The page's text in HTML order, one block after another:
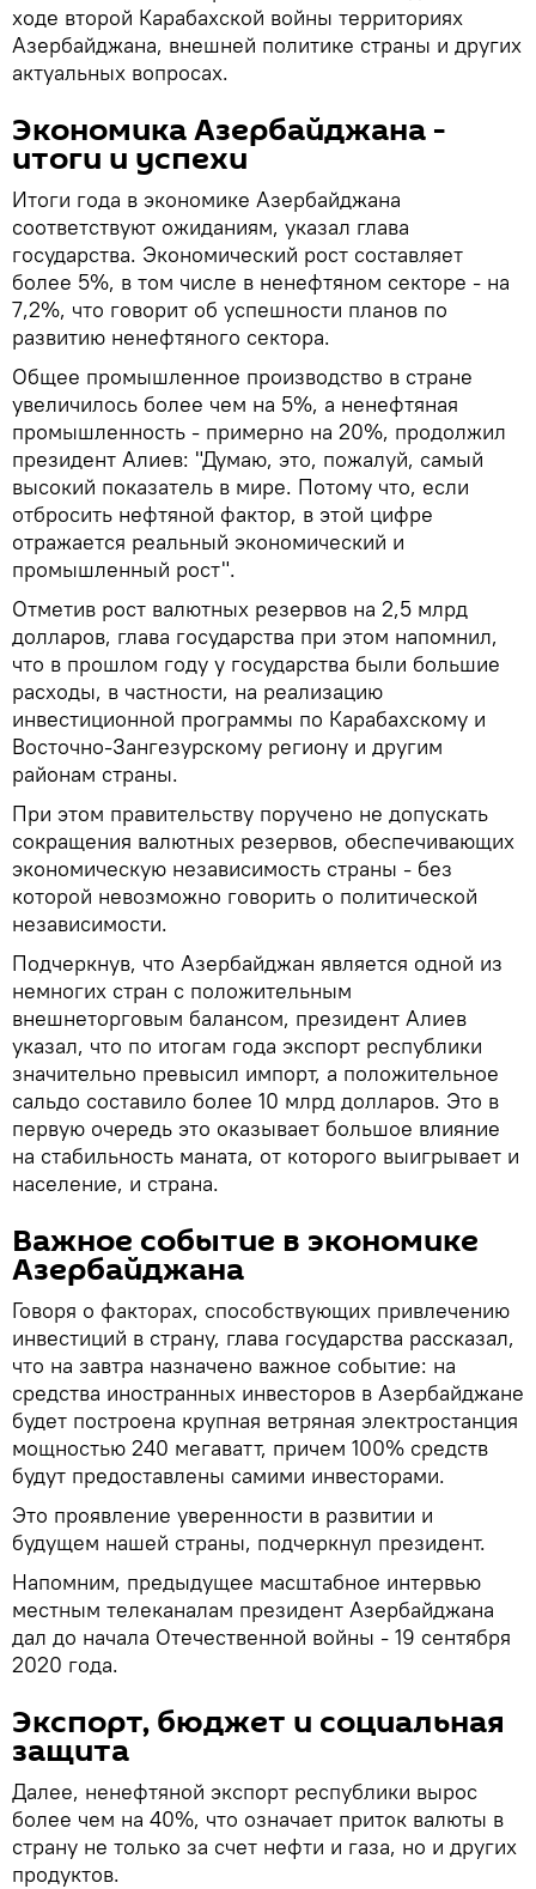
ходе второй Карабахской войны территориях
Азербайджана, внешней политике страны и других
актуальных вопросах.
Экономика Азербайджана -
итоги и успехи
Итоги года в экономике Азербайджана
соответствуют ожиданиям, указал глава
государства. Экономический рост составляет
более 5%, в том числе в ненефтяном секторе - на
7,2%, что говорит об успешности планов по
развитию ненефтяного сектора.
Общее промышленное производство в стране
увеличилось более чем на 5%, а ненефтяная
промышленность - примерно на 20%, продолжил
президент Алиев: "Думаю, это, пожалуй, самый
высокий показатель в мире. Потому что, если
отбросить нефтяной фактор, в этой цифре
отражается реальный экономический и
промышленный рост".
Отметив рост валютных резервов на 2,5 млрд
долларов, глава государства при этом напомнил,
что в прошлом году у государства были большие
расходы, в частности, на реализацию
инвестиционной программы по Карабахскому и
Восточно-Зангезурскому региону и другим
районам страны.
При этом правительству поручено не допускать
сокращения валютных резервов, обеспечивающих
экономическую независимость страны - без
которой невозможно говорить о политической
независимости.
Подчеркнув, что Азербайджан является одной из
немногих стран с положительным
внешнеторговым балансом, президент Алиев
указал, что по итогам года экспорт республики
значительно превысил импорт, а положительное
сальдо составило более 10 млрд долларов. Это в
первую очередь это оказывает большое влияние
на стабильность маната, от которого выигрывает и
население, и страна.
Важное событие в экономике
Азербайджана
Говоря о факторах, способствующих привлечению
инвестиций в страну, глава государства рассказал,
что на завтра назначено важное событие: на
средства иностранных инвесторов в Азербайджане
будет построена крупная ветряная электростанция
мощностью 240 мегаватт, причем 100% средств
будут предоставлены самими инвесторами.
Это проявление уверенности в развитии и
будущем нашей страны, подчеркнул президент.
Напомним, предыдущее масштабное интервью
местным телеканалам президент Азербайджана
дал до начала Отечественной войны - 19 сентября
2020 года.
Экспорт, бюджет и социальная
защита
Далее, ненефтяной экспорт республики вырос
более чем на 40%, что означает приток валюты в
страну не только за счет нефти и газа, но и других
продуктов.